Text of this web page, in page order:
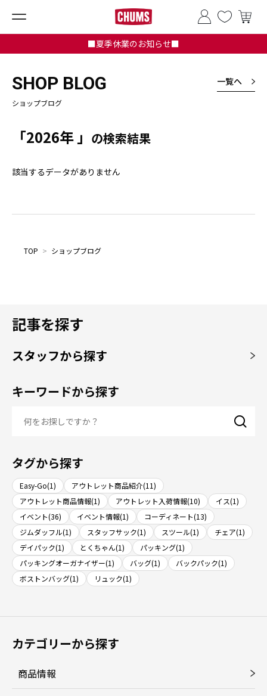
■夏季休業のお知らせ■
SHOP BLOG
ショップブログ
一覧へ
「2026年 」 の検索結果
該当するデータがありません
TOP > ショップブログ
記事を探す
スタッフから探す
キーワードから探す
タグから探す
Easy-Go(1)
アウトレット商品紹介(11)
アウトレット商品情報(1)
アウトレット入荷情報(10)
イス(1)
イベント(36)
イベント情報(1)
コーディネート(13)
ジムダッフル(1)
スタッフサック(1) スツール(1)
チェア(1)
デイパック(1)
とくちゃん(1)
パッキング(1)
パッキングオーガナイザー(1)
バッグ(1)
バックパック(1)
ボストンバッグ(1)
リュック(1)
カテゴリーから探す
商品情報